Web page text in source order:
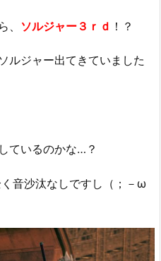
、 ソルジャー３ｒｄ ！？
ルジャー出てきていました
ているのかな…？
音沙汰なしですし（；－ω